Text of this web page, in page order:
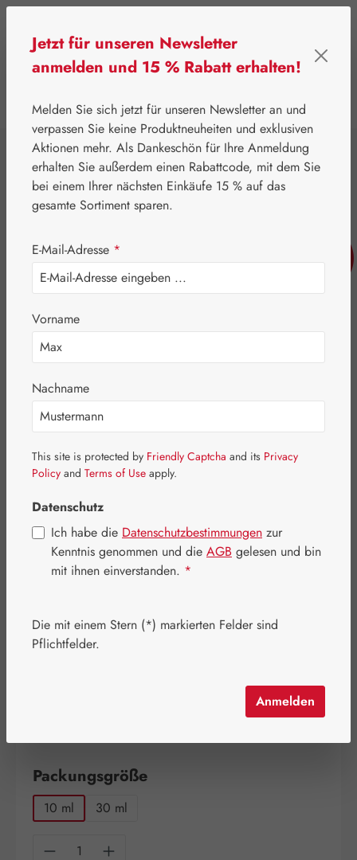
⌂ Leitner Lifecare
Blütenessenzen
Healing Herbs®
Centaury
(Tausendgüldenkraut)
Tropfen
Bildergalerie überspringen
Regulärer Preis:
11,90 €
Packungsgrößeauswählen
10 ml 30 ml
Produkt Anzahl: Gib den gewünschten
Jetzt für unseren Newsletter
anmelden und 15 % Rabatt erhalten!
Melden Sie sich jetzt für unseren Newsletter an und
verpassen Sie keine Produktneuheiten und exklusiven
Aktionen mehr. Als Dankeschön für Ihre Anmeldung
erhalten Sie außerdem einen Rabattcode, mit dem Sie
bei einem Ihrer nächsten Einkäufe 15 % auf das
gesamte Sortiment sparen.
E-Mail-Adresse *
Vorname
Nachname
This site is protected by Friendly Captcha and its Privacy
Policy and Terms of Use apply.
Datenschutz
Ich habe die Datenschutzbestimmungen zur
Kenntnis genommen und die AGB gelesen und bin
mit ihnen einverstanden. *
Die mit einem Stern (*) markierten Felder sind
Pflichtfelder.
Anmelden